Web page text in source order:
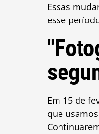
Essas
esse
Em 15 de
que